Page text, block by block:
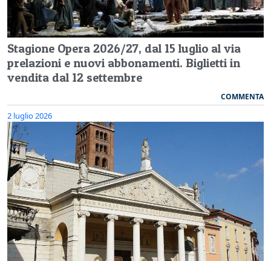
Stagione Opera 2026/27, dal 15 luglio al via
prelazioni e nuovi abbonamenti. Biglietti in
vendita dal 12 settembre
COMMENTA
2 luglio 2026